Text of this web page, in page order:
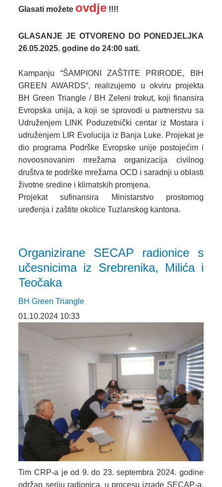
Glasati možete ovdje !!!!
GLASANJE JE OTVORENO DO PONEDJELJKA
26.05.2025. godine do 24:00 sati.
Kampanju “ŠAMPIONI ZAŠTITE PRIRODE, BIH
GREEN AWARDS“, realizujemo u okviru projekta
BH Green Triangle / BH Zeleni trokut, koji finansira
Evropska unija, a koji se sprovodi u partnerstvu sa
Udruženjem LINK Poduzetnički centar iz Mostara i
udruženjem LIR Evolucija iz Banja Luke. Projekat je
dio programa Podrške Evropske unije postojećim i
novoosnovanim mrežama organizacija civilnog
društva te podrške mrežama OCD i saradnji u oblasti
životne sredine i klimatskih promjena.
Projekat sufinansira Ministarstvo prostornog
uređenja i zaštite okolice Tuzlanskog kantona.
Organizirane SECAP radionice s
učesnicima iz Srebrenika, Milića i
Teočaka
BH Green Triangle
01.10.2024 10:33
Tim CRP-a je od 9. do 23. septembra 2024. godine
održao seriju radionica, u procesu izrade SECAP-a,